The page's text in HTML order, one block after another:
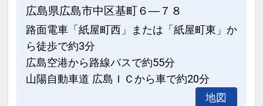
広島県広島市中区基町６―７８
路面電車「紙屋町西」または「紙屋町東」か
ら徒歩で約3分
広島空港から路線バスで約55分
山陽自動車道 広島ＩＣから車で約20分
地図